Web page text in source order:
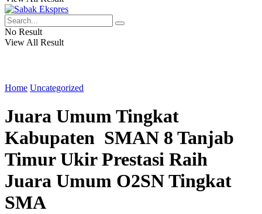
No Result
View All Result
Home Uncategorized
Juara Umum Tingkat
Kabupaten SMAN 8 Tanjab
Timur Ukir Prestasi Raih
Juara Umum O2SN Tingkat
SMA